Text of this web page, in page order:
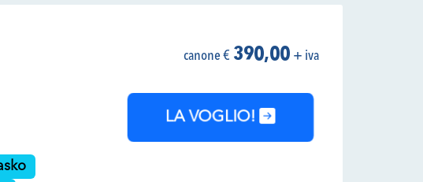
canone € 390,00 + iva
LA VOGLIO!